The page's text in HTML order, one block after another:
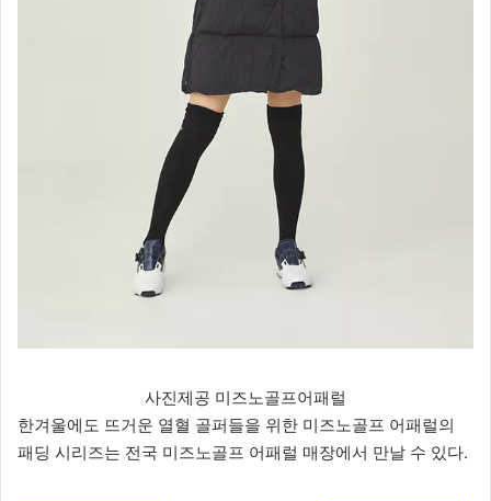
사진제공 미즈노골프어패럴
한겨울에도 뜨거운 열혈 골퍼들을 위한 미즈노골프 어패럴의
패딩 시리즈는 전국 미즈노골프 어패럴 매장에서 만날 수 있다.